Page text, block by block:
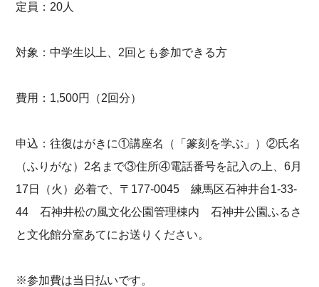
定員：20人
対象：中学生以上、2回とも参加できる方
費用：1,500円（2回分）
申込：往復はがきに①講座名（「篆刻を学ぶ」）②氏名
（ふりがな）2名まで③住所④電話番号を記入の上、6月
17日（火）必着で、〒177-0045 練馬区石神井台1-33-
44 石神井松の風文化公園管理棟内 石神井公園ふるさ
と文化館分室あてにお送りください。
※参加費は当日払いです。